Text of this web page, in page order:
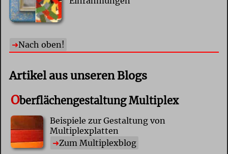
Nach oben!
Artikel aus unseren Blogs
Oberflächengestaltung Multiplex
Beispiele zur Gestaltung von
Multiplexplatten
Zum Multiplexblog